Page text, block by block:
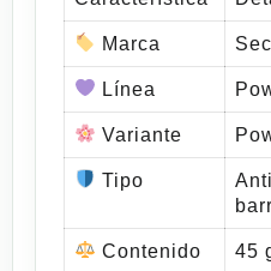
Marca
Línea
Variante
Tipo
Contenido 45